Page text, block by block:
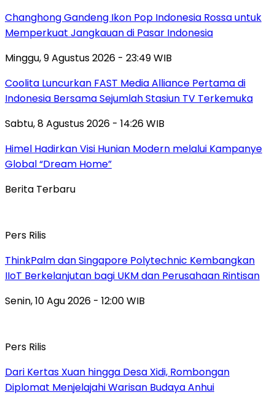
Changhong Gandeng Ikon Pop Indonesia Rossa untuk
Memperkuat Jangkauan di Pasar Indonesia
Minggu, 9 Agustus 2026 - 23:49 WIB
Coolita Luncurkan FAST Media Alliance Pertama di
Indonesia Bersama Sejumlah Stasiun TV Terkemuka
Sabtu, 8 Agustus 2026 - 14:26 WIB
Himel Hadirkan Visi Hunian Modern melalui Kampanye
Global “Dream Home”
Berita Terbaru
Pers Rilis
ThinkPalm dan Singapore Polytechnic Kembangkan
IIoT Berkelanjutan bagi UKM dan Perusahaan Rintisan
Senin, 10 Agu 2026 - 12:00 WIB
Pers Rilis
Dari Kertas Xuan hingga Desa Xidi, Rombongan
Diplomat Menjelajahi Warisan Budaya Anhui